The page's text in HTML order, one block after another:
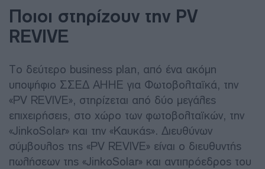
Ποιοι στηρίζουν την PV
REVIVE
Το δεύτερο business plan, από ένα ακόμη
υποψήφιο ΣΣΕΔ ΑΗΗΕ για Φωτοβολταϊκά, την
«PV REVIVE», στηρίζεται από δύο μεγάλες
επιχειρήσεις, στο χώρο των φωτοβολταϊκών, την
«JinkoSolar» και την «Καυκάς». Διευθύνων
σύμβουλος της «PV REVIVE» είναι ο διευθυντής
πωλήσεων της «JinkoSolar» και αντιπρόεδρος του